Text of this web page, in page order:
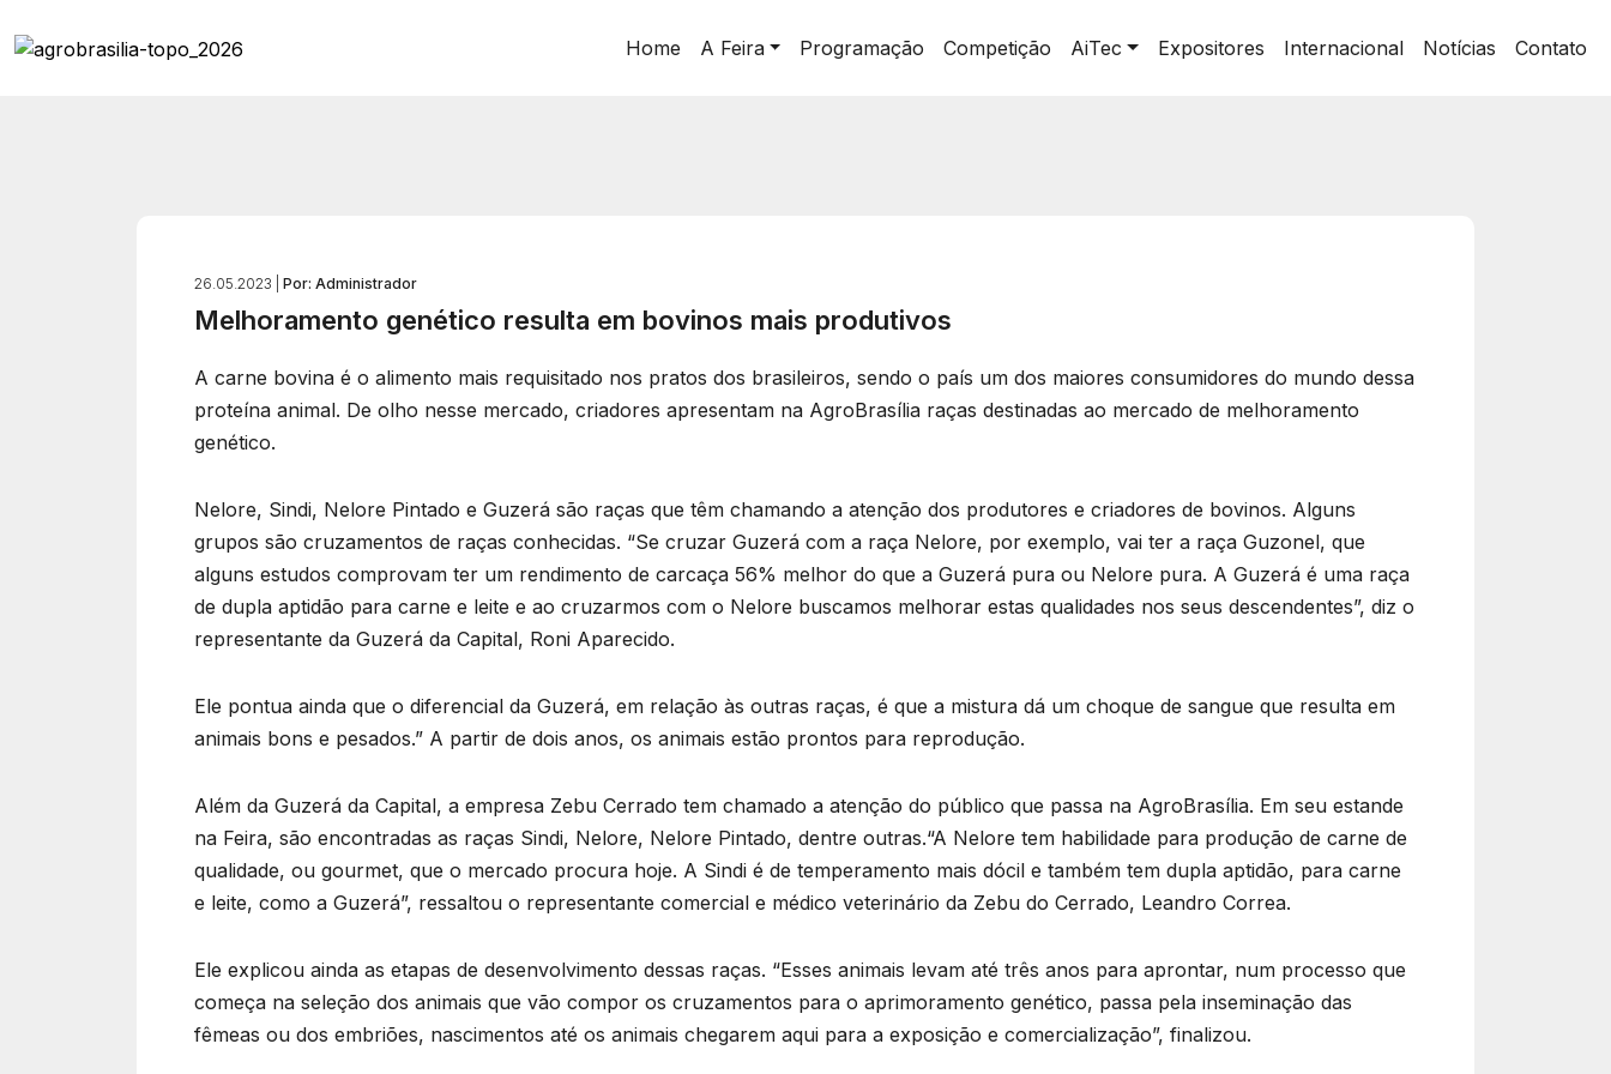
Home A Feira Programação Competição AiTec Expositores Internacional Notícias Contato
26.05.2023 | Por: Administrador
Melhoramento genético resulta em bovinos mais produtivos
A carne bovina é o alimento mais requisitado nos pratos dos brasileiros, sendo o país um dos maiores consumidores do mundo dessa
proteína animal. De olho nesse mercado, criadores apresentam na AgroBrasília raças destinadas ao mercado de melhoramento
genético.
Nelore, Sindi, Nelore Pintado e Guzerá são raças que têm chamando a atenção dos produtores e criadores de bovinos. Alguns
grupos são cruzamentos de raças conhecidas. “Se cruzar Guzerá com a raça Nelore, por exemplo, vai ter a raça Guzonel, que
alguns estudos comprovam ter um rendimento de carcaça 56% melhor do que a Guzerá pura ou Nelore pura. A Guzerá é uma raça
de dupla aptidão para carne e leite e ao cruzarmos com o Nelore buscamos melhorar estas qualidades nos seus descendentes”, diz o
representante da Guzerá da Capital, Roni Aparecido.
Ele pontua ainda que o diferencial da Guzerá, em relação às outras raças, é que a mistura dá um choque de sangue que resulta em
animais bons e pesados.” A partir de dois anos, os animais estão prontos para reprodução.
Além da Guzerá da Capital, a empresa Zebu Cerrado tem chamado a atenção do público que passa na AgroBrasília. Em seu estande
na Feira, são encontradas as raças Sindi, Nelore, Nelore Pintado, dentre outras.“A Nelore tem habilidade para produção de carne de
qualidade, ou gourmet, que o mercado procura hoje. A Sindi é de temperamento mais dócil e também tem dupla aptidão, para carne
e leite, como a Guzerá”, ressaltou o representante comercial e médico veterinário da Zebu do Cerrado, Leandro Correa.
Ele explicou ainda as etapas de desenvolvimento dessas raças. “Esses animais levam até três anos para aprontar, num processo que
começa na seleção dos animais que vão compor os cruzamentos para o aprimoramento genético, passa pela inseminação das
fêmeas ou dos embriões, nascimentos até os animais chegarem aqui para a exposição e comercialização”, finalizou.